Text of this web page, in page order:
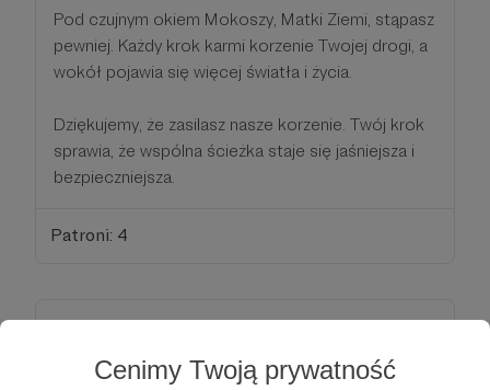
Cenimy Twoją prywatność
Pod czujnym okiem Mokoszy, Matki Ziemi, stąpasz
pewniej. Każdy krok karmi korzenie Twojej drogi, a
wokół pojawia się więcej światła i życia.
Dziękujemy, że zasilasz nasze korzenie. Twój krok
sprawia, że wspólna ścieżka staje się jaśniejsza i
bezpieczniejsza.
Patroni: 4